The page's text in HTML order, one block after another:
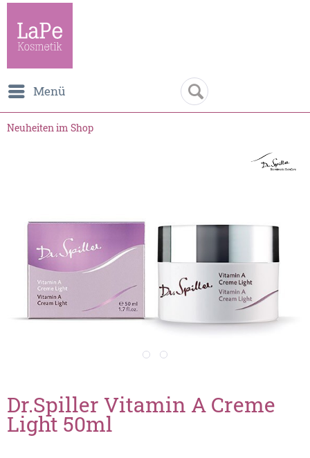
Menü
Neuheiten im Shop
Dr.Spiller Vitamin A Creme
Light 50ml